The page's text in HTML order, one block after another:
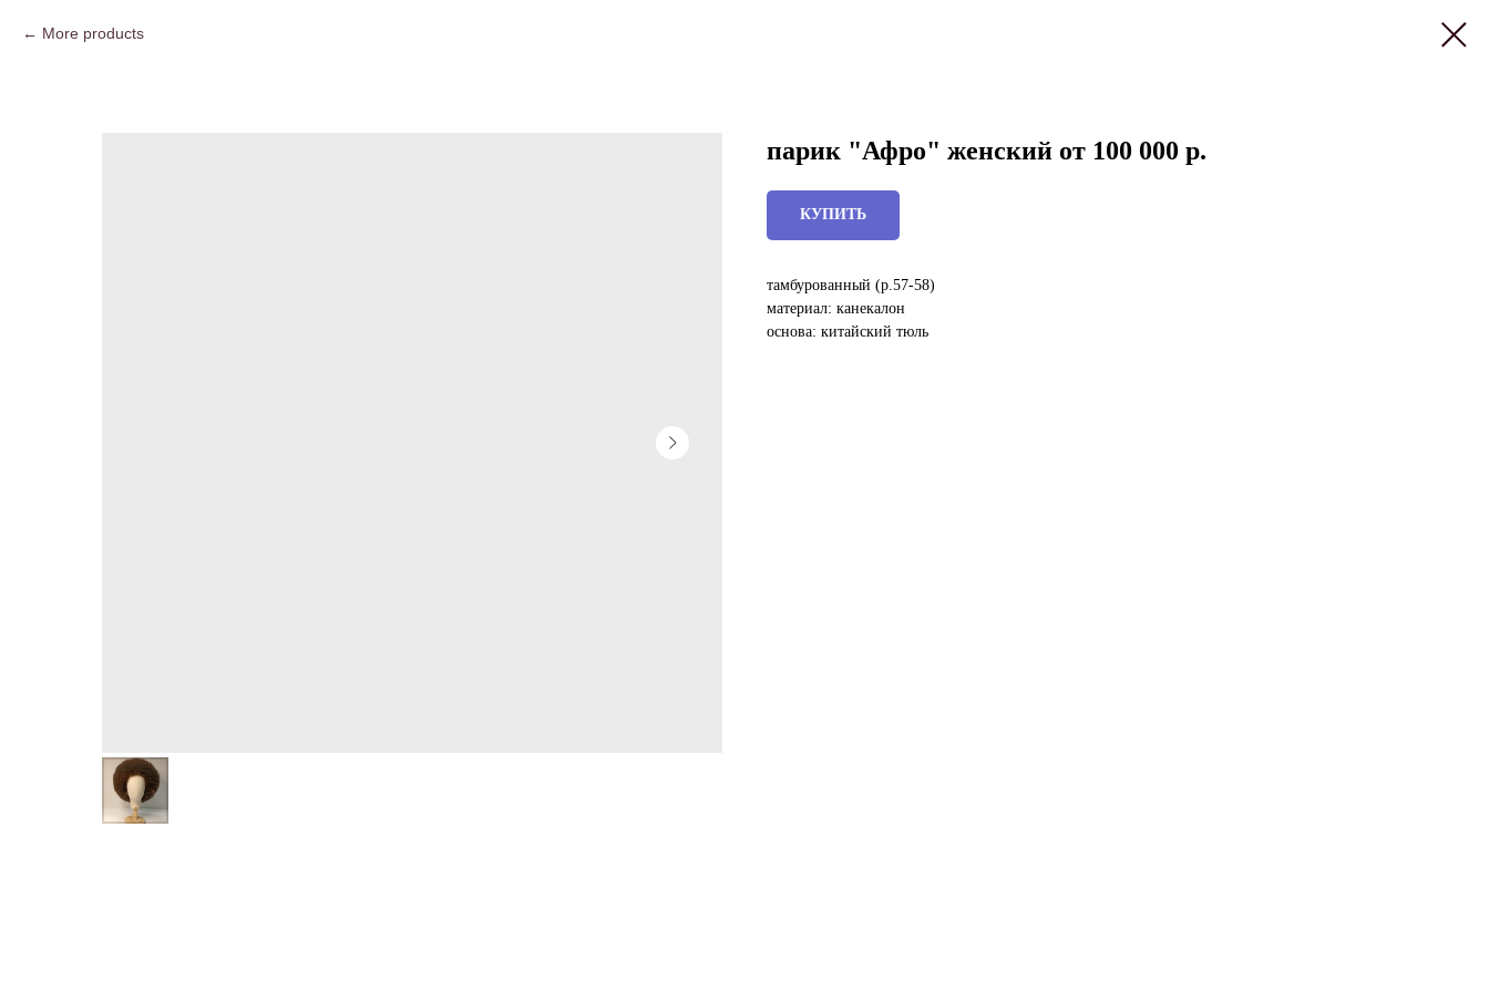
More products
парик "Афро" женский от 100 000 р.
КУПИТЬ
тамбурованный (р.57-58)
материал: канекалон
основа: китайский тюль